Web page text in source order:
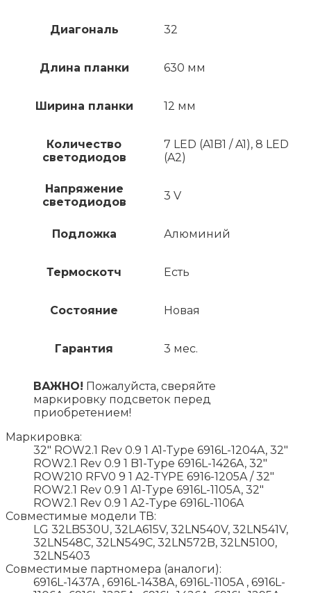
Диагональ 32
Длина планки 630 мм
Ширина планки 12 мм
Количество
светодиодов
7 LED (A1B1 / A1), 8 LED
(A2)
Напряжение
светодиодов
3 V
Подложка Алюминий
Термоскотч Есть
Состояние Новая
Гарантия 3 мес.
ВАЖНО! Пожалуйста, сверяйте
маркировку подсветок перед
приобретением!
Маркировка:
32" ROW2.1 Rev 0.9 1 A1-Type 6916L-1204A, 32"
ROW2.1 Rev 0.9 1 B1-Type 6916L-1426A, 32"
ROW210 RFV0 9 1 A2-TYPE 6916-1205A / 32"
ROW2.1 Rev 0.9 1 A1-Type 6916L-1105A, 32"
ROW2.1 Rev 0.9 1 A2-Type 6916L-1106A
Совместимые модели ТВ:
LG 32LB530U, 32LA615V, 32LN540V, 32LN541V,
32LN548C, 32LN549C, 32LN572B, 32LN5100,
32LN5403
Совместимые партномера (аналоги):
6916L-1437A , 6916L-1438A, 6916L-1105A , 6916L-